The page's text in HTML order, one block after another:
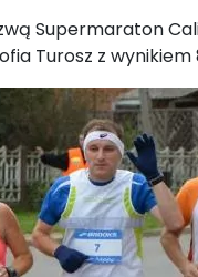
Supermaraton
Turosz z